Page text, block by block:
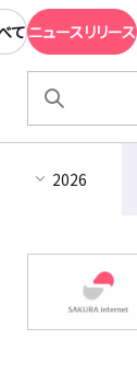
てニュースリリース
2026